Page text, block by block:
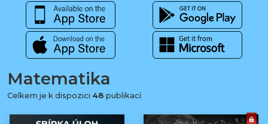
Matematika
Celkem je k dispozici 48 publikací